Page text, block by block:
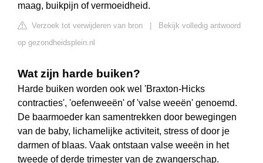
maag, buikpijn of vermoeidheid.
Verzoek tot verwijderen van bron
Bekijk volledig antwoord
op gezondheidsplein.nl
Wat zijn harde buiken?
Harde buiken worden ook wel 'Braxton-Hicks
contracties', 'oefenweeën' of 'valse weeën' genoemd.
De baarmoeder kan samentrekken door bewegingen
van de baby, lichamelijke activiteit, stress of door je
darmen of blaas. Vaak ontstaan valse weeën in het
tweede of derde trimester van de zwangerschap.